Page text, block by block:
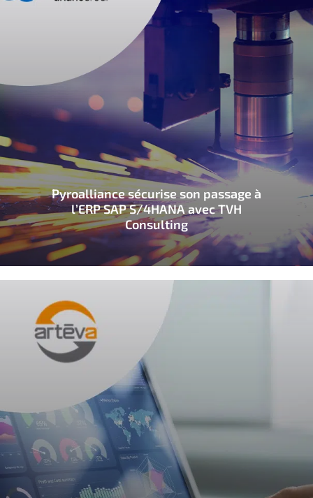
Pyroalliance sécurise son passage à
l’ERP SAP S/4HANA avec TVH
Consulting